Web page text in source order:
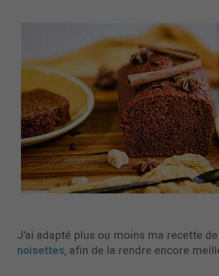
J'ai adapté plus ou moins ma recette
noisettes, afin de la rendre encore